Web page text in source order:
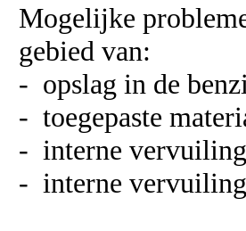
Mogelijke
gebied van:
- opslag in de
- toegepaste
- interne vervuiling
- interne vervuiling